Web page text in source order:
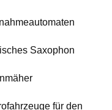
Saxophon
für den